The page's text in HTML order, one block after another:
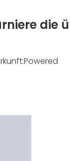
die
Powered